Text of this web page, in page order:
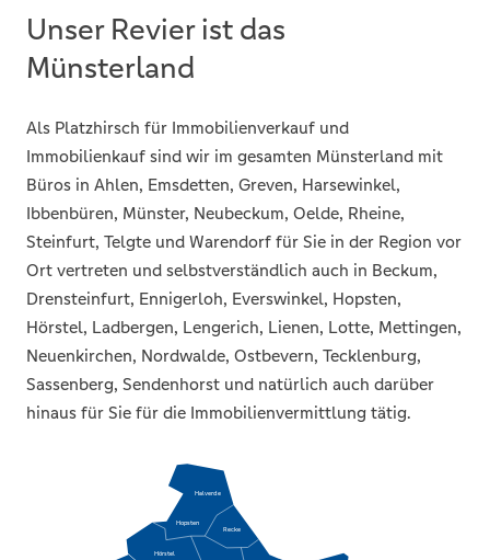
Unser Revier ist das
Münsterland
Als Platzhirsch für Immobilienverkauf und
Immobilienkauf sind wir im gesamten Münsterland mit
Büros in Ahlen, Emsdetten, Greven, Harsewinkel,
Ibbenbüren, Münster, Neubeckum, Oelde, Rheine,
Steinfurt, Telgte und Warendorf für Sie in der Region vor
Ort vertreten und selbstverständlich auch in Beckum,
Drensteinfurt, Ennigerloh, Everswinkel, Hopsten,
Hörstel, Ladbergen, Lengerich, Lienen, Lotte, Mettingen,
Neuenkirchen, Nordwalde, Ostbevern, Tecklenburg,
Sassenberg, Sendenhorst und natürlich auch darüber
hinaus für Sie für die Immobilienvermittlung tätig.
Recke
Hörstel
Hopsten
Halverde